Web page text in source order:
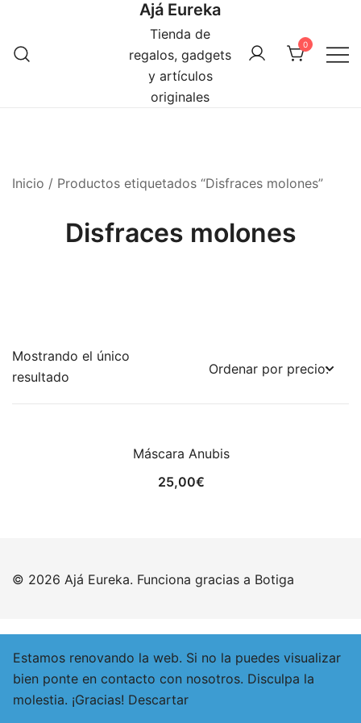
contenido
Ajá Eureka
Tienda de
regalos, gadgets
y artículos
originales
0
Inicio / Productos etiquetados “Disfraces molones”
Disfraces molones
Mostrando el único
resultado
Máscara Anubis
25,00€
© 2026 Ajá Eureka. Funciona gracias a Botiga
Estamos renovando la web. Si no la puedes visualizar
bien ponte en contacto con nosotros. Disculpa la
molestia. ¡Gracias! Descartar